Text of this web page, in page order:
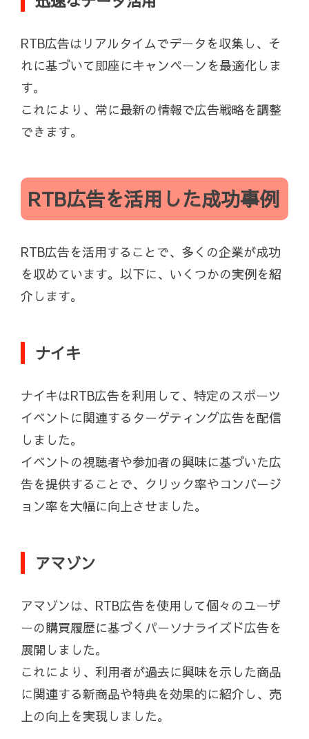
RTB広告はリアルタイムでデータを収集し、そ
れに基づいて即座にキャンペーンを最適化しま
す。
これにより、常に最新の情報で広告戦略を調整
できます。
RTB広告を活用した成功事例
RTB広告を活用することで、多くの企業が成功
を収めています。以下に、いくつかの実例を紹
介します。
ナイキ
ナイキはRTB広告を利用して、特定のスポーツ
イベントに関連するターゲティング広告を配信
しました。
イベントの視聴者や参加者の興味に基づいた広
告を提供することで、クリック率やコンバージ
ョン率を大幅に向上させました。
アマゾン
アマゾンは、RTB広告を使用して個々のユーザ
ーの購買履歴に基づくパーソナライズド広告を
展開しました。
これにより、利用者が過去に興味を示した商品
に関連する新商品や特典を効果的に紹介し、売
上の向上を実現しました。